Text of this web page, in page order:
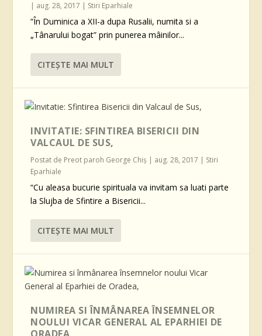
| aug. 28, 2017 | Stiri Eparhiale
“În Duminica a XII-a dupa Rusalii, numita si a
„Tânarului bogat” prin punerea mâinilor...
CITEŞTE MAI MULT
INVITATIE: SFINTIREA BISERICII DIN
VALCAUL DE SUS,
Postat de Preot paroh George Chiş | aug. 28, 2017 | Stiri
Eparhiale
“Cu aleasa bucurie spirituala va invitam sa luati parte
la Slujba de Sfintire a Bisericii...
CITEŞTE MAI MULT
NUMIREA SI ÎNMÂNAREA ÎNSEMNELOR
NOULUI VICAR GENERAL AL EPARHIEI DE